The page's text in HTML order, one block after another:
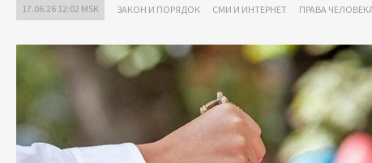
17.06.26 12:02 MSK ЗАКОН И ПОРЯДОК СМИ И ИНТЕРНЕТ ПРАВА